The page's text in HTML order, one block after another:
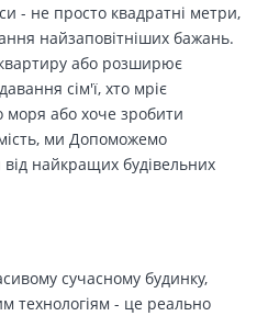
- не просто квадратні метри,
найзаповітніших бажань.
або розширює
сім'ї, хто мріє
моря або хоче зробити
ми Допоможемо
найкращих будівельних
сучасному будинку,
технологіям - це реально